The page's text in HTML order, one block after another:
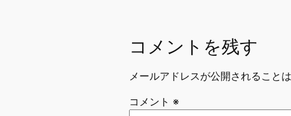
コメントを残す
メールアドレスが公開されること
コメント ※